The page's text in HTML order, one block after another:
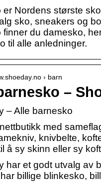
er Nordens største
sko, sneakers og
finner du damesko,
til alle anledninger.
› barn
–
– Alle barnesko
med
knivbelte,
å sy skinn eller sy
har et godt utvalg av
billige blinkesko,